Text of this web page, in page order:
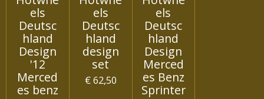
els
Deutsc
hland
Design
'12
Merced
es benz
els
Deutsc
hland
design
set
€ 62,50
els
Deutsc
hland
Design
Merced
es Benz
Sprinter